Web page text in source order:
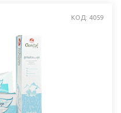
КОД: 4059